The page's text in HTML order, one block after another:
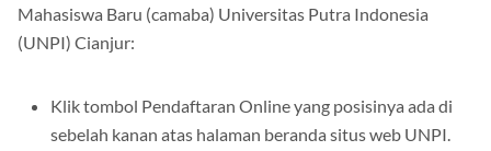
Mahasiswa Baru (camaba) Universitas Putra Indonesia
(UNPI) Cianjur:
Klik tombol Pendaftaran Online yang posisinya ada di
sebelah kanan atas halaman beranda situs web UNPI.